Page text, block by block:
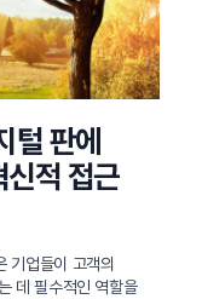
털 판에
적 접근
기업들이 고객의
데 필수적인 역할을